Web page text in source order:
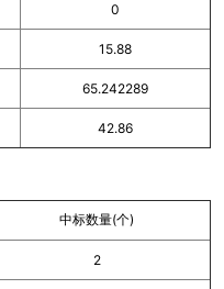
0
15.88
65.242289
42.86
中标数量(个)
2